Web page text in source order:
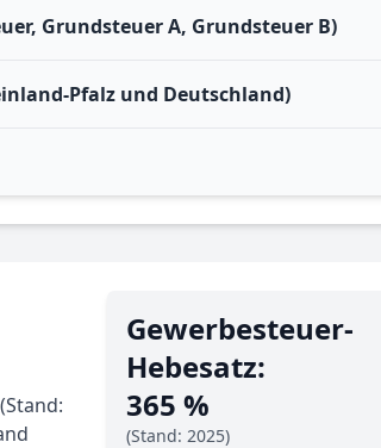
Grundsteuer A, Grundsteuer B)
Pfalz und Deutschland)
Gewerbe­steuer-
Hebe­satz:
365 %
(Stand: 2025)